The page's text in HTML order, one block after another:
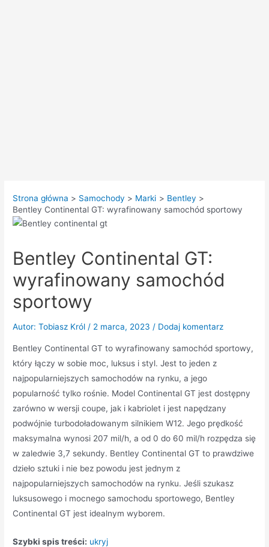
Strona główna Samochody Marki
Bentley
Bentley Continental GT: wyrafinowany samochód sportowy
Bentley Continental GT:
wyrafinowany samochód
sportowy
Autor: Tobiasz Król / 2 marca, 2023 / Dodaj komentarz
Bentley Continental GT to wyrafinowany samochód sportowy,
który łączy w sobie moc, luksus i styl. Jest to jeden z
najpopularniejszych samochodów na rynku, a jego
popularność tylko rośnie. Model Continental GT jest dostępny
zarówno w wersji coupe, jak i kabriolet i jest napędzany
podwójnie turbodoładowanym silnikiem W12. Jego prędkość
maksymalna wynosi 207 mil/h, a od 0 do 60 mil/h rozpędza się
w zaledwie 3,7 sekundy. Bentley Continental GT to prawdziwe
dzieło sztuki i nie bez powodu jest jednym z
najpopularniejszych samochodów na rynku. Jeśli szukasz
luksusowego i mocnego samochodu sportowego, Bentley
Continental GT jest idealnym wyborem.
Szybki spis treści: ukryj